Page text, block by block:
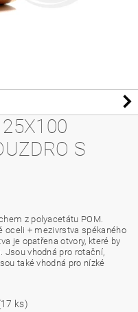
S
z polyacetátu POM.
oceli + mezivrstva spékaného
je opatřena otvory, které by
Jsou vhodná pro rotační,
také vhodná pro nízké
ks)